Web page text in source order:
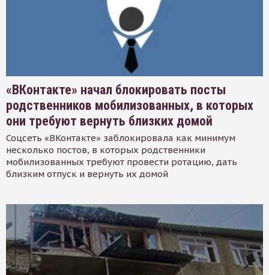
«ВКонтакте» начал блокировать посты
родственников мобилизованных, в которых
они требуют вернуть близких домой
Соцсеть «ВКонтакте» заблокировала как минимум
несколько постов, в которых родственники
мобилизованных требуют провести ротацию, дать
близким отпуск и вернуть их домой